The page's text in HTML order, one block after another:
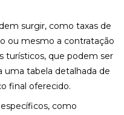
surgir, como taxas de
ou mesmo a contratação
turísticos, que podem ser
uma tabela detalhada de
final oferecido.
como